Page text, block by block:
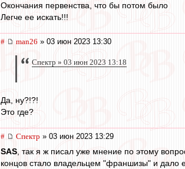
Окончания первенства, что бы потом было
Легче ее искать!!!
# man26 » 03 июн 2023 13:30
Спектр » 03 июн 2023 13:18
Да, ну?!?!
Это где?
# Спектр » 03 июн 2023 13:29
SAS, так я ж писал уже мнение по этому
концов стало владельцем "франшизы" и дало